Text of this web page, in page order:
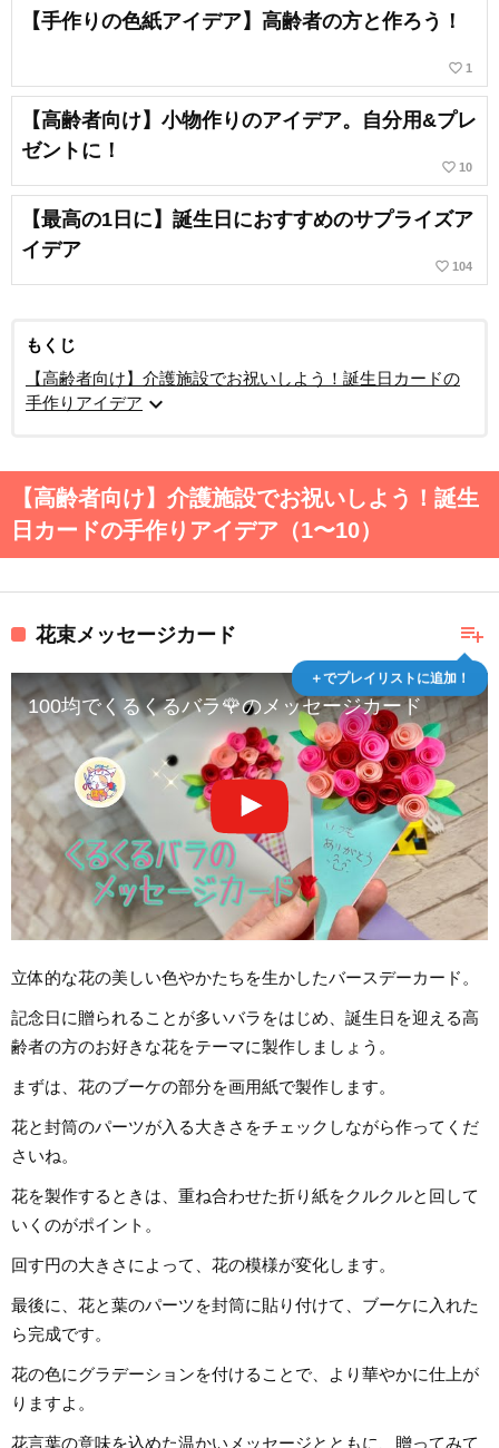
【手作りの色紙アイデア】高齢者の方と作ろう！
favorite_border 1
【高齢者向け】小物作りのアイデア。自分用&プレ
ゼントに！
favorite_border 10
【最高の1日に】誕生日におすすめのサプライズア
イデア
favorite_border 104
もくじ
【高齢者向け】介護施設でお祝いしよう！誕生日カードの
手作りアイデア expand_more
【高齢者向け】介護施設でお祝いしよう！誕生
日カードの手作りアイデア（1〜10）
playlist_add
＋でプレイリストに追加！
花束メッセージカード
100均でくるくるバラ🌹のメッセージカード
立体的な花の美しい色やかたちを生かしたバースデーカード。
記念日に贈られることが多いバラをはじめ、誕生日を迎える高
齢者の方のお好きな花をテーマに製作しましょう。
まずは、花のブーケの部分を画用紙で製作します。
花と封筒のパーツが入る大きさをチェックしながら作ってくだ
さいね。
花を製作するときは、重ね合わせた折り紙をクルクルと回して
いくのがポイント。
回す円の大きさによって、花の模様が変化します。
最後に、花と葉のパーツを封筒に貼り付けて、ブーケに入れた
ら完成です。
花の色にグラデーションを付けることで、より華やかに仕上が
りますよ。
花言葉の意味を込めた温かいメッセージとともに、贈ってみて